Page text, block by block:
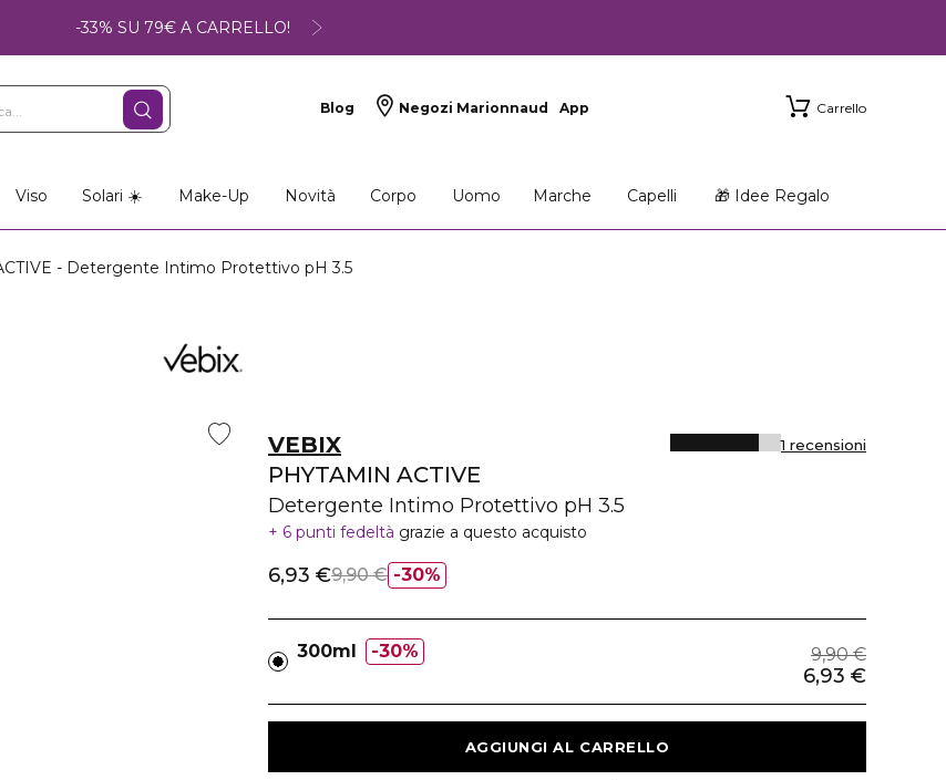
-33% SU 79€ A CARRELLO!
Blog Negozi Marionnaud App Carrello
Viso Solari ☀️ Make-Up Novità Corpo Uomo Marche Capelli 🎁 Idee Regalo
- Detergente Intimo Protettivo pH 3.5
VEBIX
PHYTAMIN ACTIVE
Detergente Intimo Protettivo pH 3.5
1 recensioni
6 punti fedeltà grazie a questo acquisto
30%
6,93 €9,90 €
300ml 30% 9,90 €
6,93 €